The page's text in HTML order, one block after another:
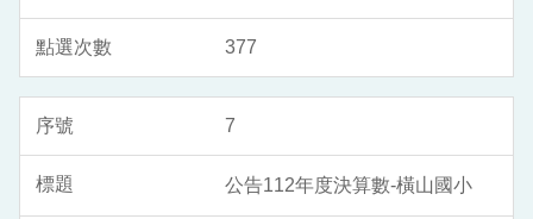
377
7
公告112年度決算數-橫山國小